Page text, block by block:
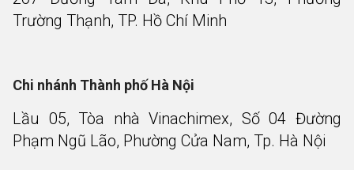
Trường Thạnh, TP. Hồ Chí Minh
Chi nhánh Thành phố Hà Nội
Lầu 05, Tòa nhà Vinachimex, Số 04 Đường
Phạm Ngũ Lão, Phường Cửa Nam, Tp. Hà Nội